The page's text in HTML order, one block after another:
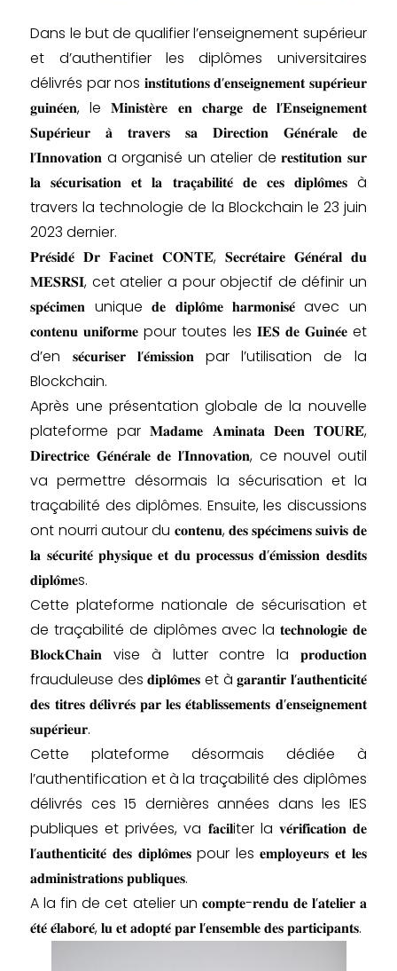
Dans le but de qualifier l’enseignement supérieur
et d’authentifier les diplômes universitaires
délivrés par nos 𝐢𝐧𝐬𝐭𝐢𝐭𝐮𝐭𝐢𝐨𝐧𝐬 𝐝’𝐞𝐧𝐬𝐞𝐢𝐠𝐧𝐞𝐦𝐞𝐧𝐭 𝐬𝐮𝐩𝐞́𝐫𝐢𝐞𝐮𝐫
𝐠𝐮𝐢𝐧𝐞́𝐞𝐧, le 𝐌𝐢𝐧𝐢𝐬𝐭𝐞̀𝐫𝐞 𝐞𝐧 𝐜𝐡𝐚𝐫𝐠𝐞 𝐝𝐞 𝐥’𝐄𝐧𝐬𝐞𝐢𝐠𝐧𝐞𝐦𝐞𝐧𝐭
𝐒𝐮𝐩𝐞́𝐫𝐢𝐞𝐮𝐫 𝐚̀ 𝐭𝐫𝐚𝐯𝐞𝐫𝐬 𝐬𝐚 𝐃𝐢𝐫𝐞𝐜𝐭𝐢𝐨𝐧 𝐆𝐞́𝐧𝐞́𝐫𝐚𝐥𝐞 𝐝𝐞
𝐥’𝐈𝐧𝐧𝐨𝐯𝐚𝐭𝐢𝐨𝐧 a organisé un atelier de 𝐫𝐞𝐬𝐭𝐢𝐭𝐮𝐭𝐢𝐨𝐧 𝐬𝐮𝐫
𝐥𝐚 𝐬𝐞́𝐜𝐮𝐫𝐢𝐬𝐚𝐭𝐢𝐨𝐧 𝐞𝐭 𝐥𝐚 𝐭𝐫𝐚𝐜̧𝐚𝐛𝐢𝐥𝐢𝐭𝐞́ 𝐝𝐞 𝐜𝐞𝐬 𝐝𝐢𝐩𝐥𝐨̂𝐦𝐞𝐬 à
travers la technologie de la Blockchain le 23 juin
2023 dernier.
𝐏𝐫𝐞́𝐬𝐢𝐝𝐞́ 𝐃𝐫 𝐅𝐚𝐜𝐢𝐧𝐞𝐭 𝐂𝐎𝐍𝐓𝐄́, 𝐒𝐞𝐜𝐫𝐞́𝐭𝐚𝐢𝐫𝐞 𝐆𝐞́𝐧𝐞́𝐫𝐚𝐥 𝐝𝐮
𝐌𝐄𝐒𝐑𝐒𝐈, cet atelier a pour objectif de définir un
𝐬𝐩𝐞́𝐜𝐢𝐦𝐞𝐧 unique 𝐝𝐞 𝐝𝐢𝐩𝐥𝐨̂𝐦𝐞 𝐡𝐚𝐫𝐦𝐨𝐧𝐢𝐬𝐞́ avec un
𝐜𝐨𝐧𝐭𝐞𝐧𝐮 𝐮𝐧𝐢𝐟𝐨𝐫𝐦𝐞 pour toutes les 𝐈𝐄𝐒 𝐝𝐞 𝐆𝐮𝐢𝐧𝐞́𝐞 et
d’en 𝐬𝐞́𝐜𝐮𝐫𝐢𝐬𝐞𝐫 𝐥’𝐞́𝐦𝐢𝐬𝐬𝐢𝐨𝐧 par l’utilisation de la
Blockchain.
Après une présentation globale de la nouvelle
plateforme par 𝐌𝐚𝐝𝐚𝐦𝐞 𝐀𝐦𝐢𝐧𝐚𝐭𝐚 𝐃𝐞𝐞𝐧 𝐓𝐎𝐔𝐑𝐄́,
𝐃𝐢𝐫𝐞𝐜𝐭𝐫𝐢𝐜𝐞 𝐆𝐞́𝐧𝐞́𝐫𝐚𝐥𝐞 𝐝𝐞 𝐥’𝐈𝐧𝐧𝐨𝐯𝐚𝐭𝐢𝐨𝐧, ce nouvel outil
va permettre désormais la sécurisation et la
traçabilité des diplômes. Ensuite, les discussions
ont nourri autour du 𝐜𝐨𝐧𝐭𝐞𝐧𝐮, 𝐝𝐞𝐬 𝐬𝐩𝐞́𝐜𝐢𝐦𝐞𝐧𝐬 𝐬𝐮𝐢𝐯𝐢𝐬 𝐝𝐞
𝐥𝐚 𝐬𝐞́𝐜𝐮𝐫𝐢𝐭𝐞́ 𝐩𝐡𝐲𝐬𝐢𝐪𝐮𝐞 𝐞𝐭 𝐝𝐮 𝐩𝐫𝐨𝐜𝐞𝐬𝐬𝐮𝐬 𝐝’𝐞́𝐦𝐢𝐬𝐬𝐢𝐨𝐧 𝐝𝐞𝐬𝐝𝐢𝐭𝐬
𝐝𝐢𝐩𝐥𝐨̂𝐦𝐞s.
Cette plateforme nationale de sécurisation et
de traçabilité de diplômes avec la 𝐭𝐞𝐜𝐡𝐧𝐨𝐥𝐨𝐠𝐢𝐞 𝐝𝐞
𝐁𝐥𝐨𝐜𝐤𝐂𝐡𝐚𝐢𝐧 vise à lutter contre la 𝐩𝐫𝐨𝐝𝐮𝐜𝐭𝐢𝐨𝐧
frauduleuse des 𝐝𝐢𝐩𝐥𝐨̂𝐦𝐞𝐬 et à 𝐠𝐚𝐫𝐚𝐧𝐭𝐢𝐫 𝐥’𝐚𝐮𝐭𝐡𝐞𝐧𝐭𝐢𝐜𝐢𝐭𝐞́
𝐝𝐞𝐬 𝐭𝐢𝐭𝐫𝐞𝐬 𝐝𝐞́𝐥𝐢𝐯𝐫𝐞́𝐬 𝐩𝐚𝐫 𝐥𝐞𝐬 𝐞́𝐭𝐚𝐛𝐥𝐢𝐬𝐬𝐞𝐦𝐞𝐧𝐭𝐬 𝐝’𝐞𝐧𝐬𝐞𝐢𝐠𝐧𝐞𝐦𝐞𝐧𝐭
𝐬𝐮𝐩𝐞́𝐫𝐢𝐞𝐮𝐫.
Cette plateforme désormais dédiée à
l’authentification et à la traçabilité des diplômes
délivrés ces 15 dernières années dans les IES
publiques et privées, va 𝐟𝐚𝐜𝐢𝐥iter la 𝐯𝐞́𝐫𝐢𝐟𝐢𝐜𝐚𝐭𝐢𝐨𝐧 𝐝𝐞
𝐥’𝐚𝐮𝐭𝐡𝐞𝐧𝐭𝐢𝐜𝐢𝐭𝐞́ 𝐝𝐞𝐬 𝐝𝐢𝐩𝐥𝐨̂𝐦𝐞𝐬 pour les 𝐞𝐦𝐩𝐥𝐨𝐲𝐞𝐮𝐫𝐬 𝐞𝐭 𝐥𝐞𝐬
𝐚𝐝𝐦𝐢𝐧𝐢𝐬𝐭𝐫𝐚𝐭𝐢𝐨𝐧𝐬 𝐩𝐮𝐛𝐥𝐢𝐪𝐮𝐞𝐬.
A la fin de cet atelier un 𝐜𝐨𝐦𝐩𝐭𝐞-𝐫𝐞𝐧𝐝𝐮 𝐝𝐞 𝐥’𝐚𝐭𝐞𝐥𝐢𝐞𝐫 𝐚
𝐞́𝐭𝐞́ 𝐞́𝐥𝐚𝐛𝐨𝐫𝐞́, 𝐥𝐮 𝐞𝐭 𝐚𝐝𝐨𝐩𝐭𝐞́ 𝐩𝐚𝐫 𝐥’𝐞𝐧𝐬𝐞𝐦𝐛𝐥𝐞 𝐝𝐞𝐬 𝐩𝐚𝐫𝐭𝐢𝐜𝐢𝐩𝐚𝐧𝐭𝐬.